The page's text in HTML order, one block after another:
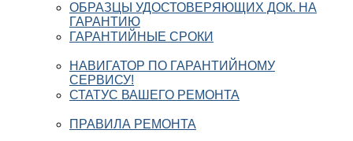
ОБРАЗЦЫ УДОСТОВЕРЯЮЩИХ ДОК. НА
ГАРАНТИЮ
ГАРАНТИЙНЫЕ СРОКИ
НАВИГАТОР ПО ГАРАНТИЙНОМУ
СЕРВИСУ!
СТАТУС ВАШЕГО РЕМОНТА
ПРАВИЛА РЕМОНТА